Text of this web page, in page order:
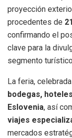
proyección
procedentes de
confirmando el
clave para la
segmento
La feria,
bodegas,
Eslovenia, así
viajes
mercados